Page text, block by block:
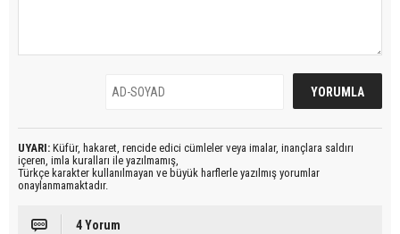
UYARI: Küfür, hakaret, rencide edici cümleler veya imalar, inançlara saldırı
içeren, imla kuralları ile yazılmamış,
Türkçe karakter kullanılmayan ve büyük harflerle yazılmış yorumlar
onaylanmamaktadır.
4 Yorum